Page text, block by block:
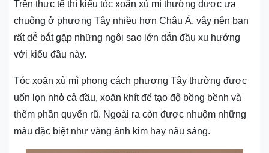
Trên thực tế thì kiểu tóc xoăn xù mì thường được ưa
chuộng ở phương Tây nhiều hơn Châu Á, vậy nên bạn
rất dễ bắt gặp những ngôi sao lớn dẫn đầu xu hướng
với kiểu đầu này.
Tóc xoăn xù mì phong cách phương Tây thường được
uốn lọn nhỏ cả đầu, xoăn khít để tạo độ bồng bềnh và
thêm phần quyến rũ. Ngoài ra còn được nhuộm những
màu đặc biệt như vàng ánh kim hay nâu sáng.